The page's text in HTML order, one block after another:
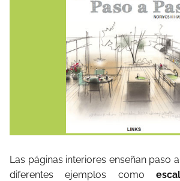
Las páginas interiores enseñan paso
diferentes ejemplos como